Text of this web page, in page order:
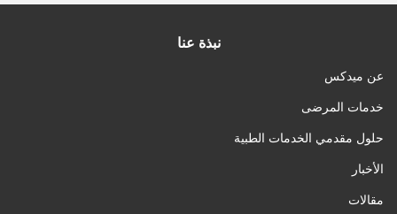
نبذة عنا
عن ميدكس
خدمات المرضى
حلول مقدمي الخدمات الطبية
الأخبار
مقالات